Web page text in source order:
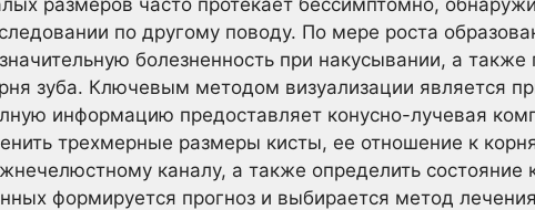
по другому поводу. По мере роста
болезненность при накусывании, а
зуба. Ключевым методом визуализации является
информацию предоставляет конусно-лучевая
трехмерные размеры кисты, ее отношение к
каналу, а также определить состояние
формируется прогноз и выбирается метод